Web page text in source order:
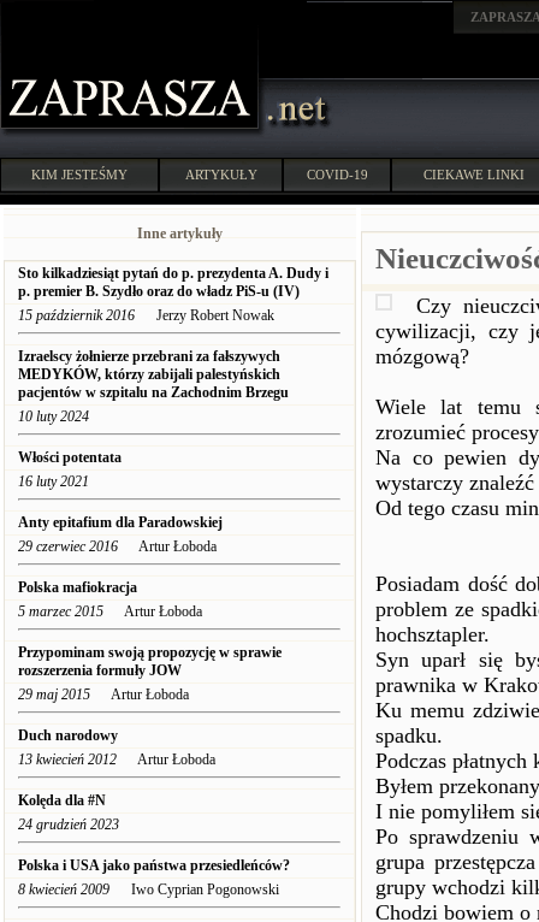
KIM JESTEŚMY ARTYKUŁY COVID-19 CIEKAWE LINKI
Inne artykuły
Sto kilkadziesiąt pytań do p. prezydenta A. Dudy i
p. premier B. Szydło oraz do władz PiS-u (IV)
15 październik 2016 Jerzy Robert Nowak
Izraelscy żołnierze przebrani za fałszywych
MEDYKÓW, którzy zabijali palestyńskich
pacjentów w szpitalu na Zachodnim Brzegu
10 luty 2024
Włości potentata
16 luty 2021
Anty epitafium dla Paradowskiej
29 czerwiec 2016 Artur Łoboda
Polska mafiokracja
5 marzec 2015 Artur Łoboda
Przypominam swoją propozycję w sprawie
rozszerzenia formuły JOW
29 maj 2015 Artur Łoboda
Duch narodowy
13 kwiecień 2012 Artur Łoboda
Kolęda dla #N
24 grudzień 2023
Polska i USA jako państwa przesiedleńców?
8 kwiecień 2009 Iwo Cyprian Pogonowski
Czy
cywilizacji, czy
mózgową?
Wiele lat temu
zrozumieć
Na co pewien
wystarczy
Od tego czasu
Posiadam dość
problem ze
hochsztapler.
Syn uparł się
prawnika w
Ku memu
spadku.
Podczas
Byłem
I nie pomyliłem
Po sprawdzeniu
grupa
grupy wchodzi
Chodzi bowiem o